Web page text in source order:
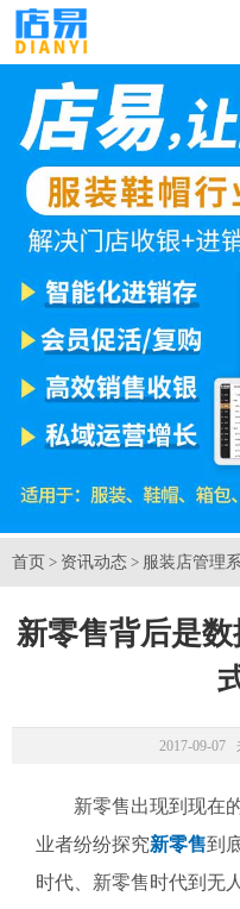
首页 > 资讯动态 > 服装店管理
新零售背后是
2017-09-07
新零售出现到现在的
业者纷纷探究新零售到
时代、新零售时代到无